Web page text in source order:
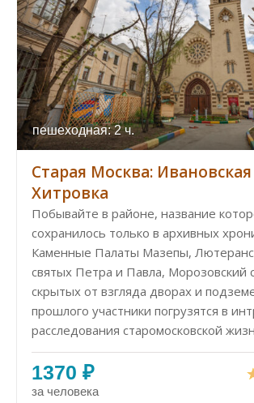
пешеходная: 2 ч.
Старая Москва:
Хитровка
Побывайте в районе, название
сохранилось только в архивных
Каменные Палаты Мазепы,
святых Петра и Павла, Морозовский
скрытых от взгляда дворах и
прошлого участники погрузятся в
расследования старомосковской
1370 ₽
за человека